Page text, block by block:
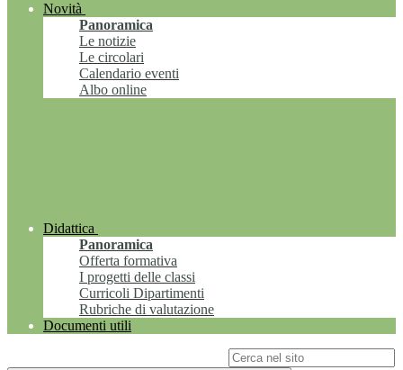
Novità
Panoramica
Le notizie
Le circolari
Calendario eventi
Albo online
Didattica
Panoramica
Offerta formativa
I progetti delle classi
Curricoli Dipartimenti
Rubriche di valutazione
Documenti utili